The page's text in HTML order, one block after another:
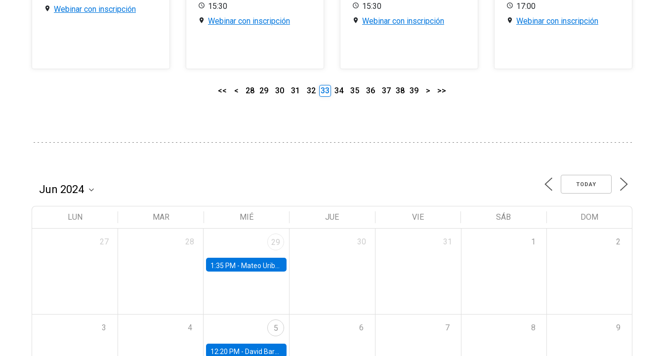
Webinar con inscripción
15:30
Webinar con inscripción
15:30
Webinar con inscripción
17:00
Webinar con inscripción
<< < 28 29 30 31 32 33 34 35 36 37 38 39 > >>
TODAY
LUN MAR MIÉ JUE VIE SÁB DOM
27 28 29
1:35 PM - Mateo Uribe-Castro, Universidad de los Andes (Colombia)
30 31 1 2
3 4 5
12:20 PM - David Bardey, Universidad de los Andes - CEDE
6 7 8 9